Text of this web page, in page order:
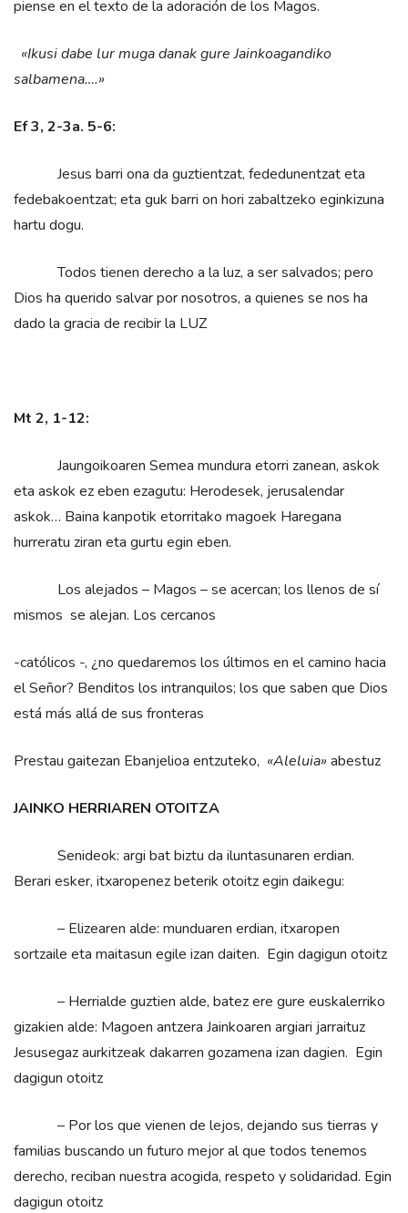
piense en el texto de la adoración de los Magos.
«Ikusi dabe lur muga danak gure Jainkoagandiko
salbamena….»
Ef 3, 2-3a. 5-6:
Jesus barri ona da guztientzat, fededunentzat eta
fedebakoentzat; eta guk barri on hori zabaltzeko eginkizuna
hartu dogu.
Todos tienen derecho a la luz, a ser salvados; pero
Dios ha querido salvar por nosotros, a quienes se nos ha
dado la gracia de recibir la LUZ
Mt 2, 1-12:
Jaungoikoaren Semea mundura etorri zanean, askok
eta askok ez eben ezagutu: Herodesek, jerusalendar
askok… Baina kanpotik etorritako magoek Haregana
hurreratu ziran eta gurtu egin eben.
Los alejados – Magos – se acercan; los llenos de sí
mismos se alejan. Los cercanos
-católicos -, ¿no quedaremos los últimos en el camino hacia
el Señor? Benditos los intranquilos; los que saben que Dios
está más allá de sus fronteras
Prestau gaitezan Ebanjelioa entzuteko, «Aleluia»abestuz
JAINKO HERRIAREN OTOITZA
Senideok: argi bat biztu da iluntasunaren erdian.
Berari esker, itxaropenez beterik otoitz egin daikegu:
– Elizearen alde: munduaren erdian, itxaropen
sortzaile eta maitasun egile izan daiten. Egin dagigun otoitz
– Herrialde guztien alde, batez ere gure euskalerriko
gizakien alde: Magoen antzera Jainkoaren argiari jarraituz
Jesusegaz aurkitzeak dakarren gozamena izan dagien. Egin
dagigun otoitz
– Por los que vienen de lejos, dejando sus tierras y
familias buscando un futuro mejor al que todos tenemos
derecho, reciban nuestra acogida, respeto y solidaridad. Egin
dagigun otoitz